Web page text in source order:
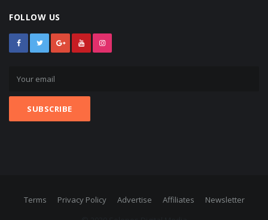
FOLLOW US
Terms Privacy Policy Advertise Affiliates
Newsletter